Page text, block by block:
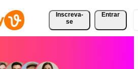
Inscreva-
se
Entrar